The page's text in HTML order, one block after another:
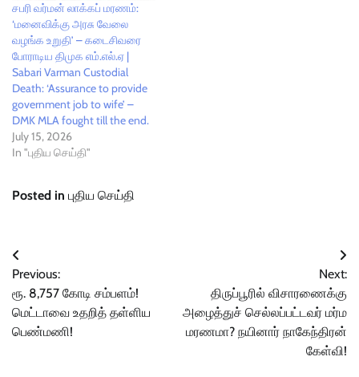
சபரி வர்மன் லாக்கப் மரணம்:
‘மனைவிக்கு அரசு வேலை
வழங்க உறுதி’ – கடைசிவரை
போராடிய திமுக எம்.எல்.ஏ |
Sabari Varman Custodial
Death: ‘Assurance to provide
government job to wife’ –
DMK MLA fought till the end.
July 15, 2026
In "புதிய செய்தி"
Posted in புதிய செய்தி
Post
navigation
Previous:
ரூ. 8,757 கோடி சம்பளம்!
மெட்டாவை உதறித் தள்ளிய
பெண்மணி!
Next:
திருப்பூரில் விசாரணைக்கு
அழைத்துச் செல்லப்பட்டவர் மர்ம
மரணமா? நயினார் நாகேந்திரன்
கேள்வி!